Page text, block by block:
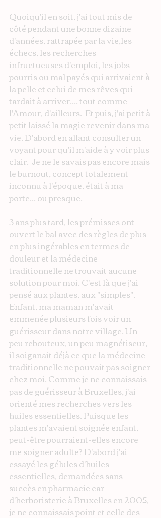
Quoiqu'il en soit, j'ai tout mis de
côté pendant une bonne dizaine
d'années, rattrapée par la vie,les
échecs, les recherches
infructueuses d'emploi, les jobs
pourris ou mal payés qui arrivaient à
la pelle et celui de mes rêves qui
tardait à arriver.... tout comme
l'Amour, d'ailleurs.  Et puis, j'ai petit à
petit laissé la magie revenir dans ma
vie. D'abord en allant consulter un
voyant pour qu'il m'aide à y voir plus
clair.  Je ne le savais pas encore mais
le burnout, concept totalement
inconnu à l'époque, était à ma
porte... ou presque.
3 ans plus tard, les prémisses ont
ouvert le bal avec des règles de plus
en plus ingérables en termes de
douleur et la médecine
traditionnelle ne trouvait aucune
solution pour moi. C'est là que j'ai
pensé aux plantes, aux "simples".
Enfant, ma maman m'avait
emmenée plusieurs fois voir un
guérisseur dans notre village. Un
peu rebouteux, un peu magnétiseur,
il soiganait déjà ce que la médecine
traditionnelle ne pouvait pas soigner
chez moi. Comme je ne connaissais
pas de guérisseur à Bruxelles, j'ai
orienté mes recherches vers les
huiles essentielles. Puisque les
plantes m'avaient soignée enfant,
peut-être pourraient-elles encore
me soigner adulte? D'abord j'ai
essayé les gélules d'huiles
essentielles, demandées sans
succès en pharmacie car
d'herboristerie à Bruxelles en 2005,
je ne connaissais point et celle des